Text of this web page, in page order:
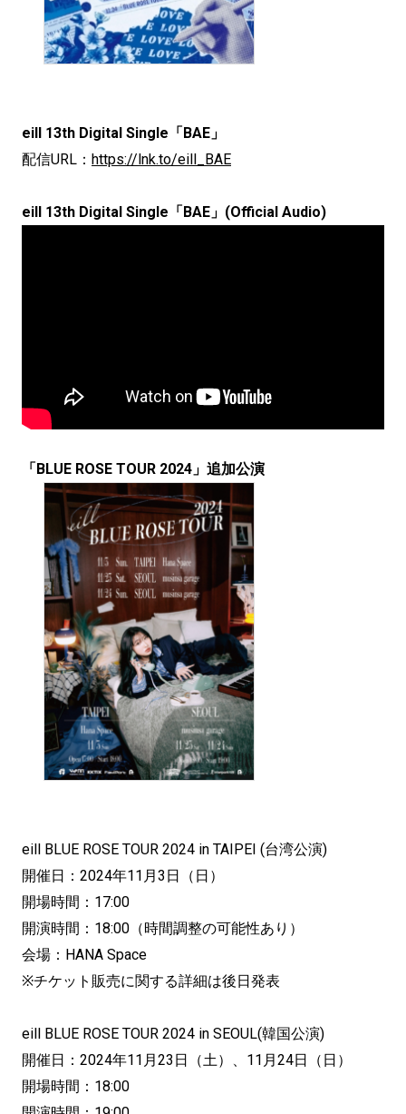
eill 13th Digital Single「BAE」
配信URL： https://lnk.to/eill_BAE
eill 13th Digital Single「BAE」(Official Audio)
「BLUE ROSE TOUR 2024」追加公演
eill BLUE ROSE TOUR 2024 in TAIPEI (台湾公演)
開催日：2024年11月3日（日）
開場時間：17:00
開演時間：18:00（時間調整の可能性あり）
会場：HANA Space
※チケット販売に関する詳細は後日発表
eill BLUE ROSE TOUR 2024 in SEOUL(韓国公演)
開催日：2024年11月23日（土）、11月24日（日）
開場時間：18:00